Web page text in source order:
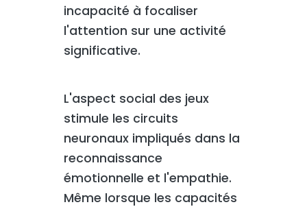
incapacité à focaliser
l'attention sur une activité
significative.
L'aspect social des jeux
stimule les circuits
neuronaux impliqués dans la
reconnaissance
émotionnelle et l'empathie.
Même lorsque les capacités